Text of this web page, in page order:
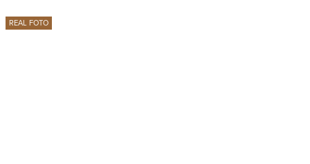
REAL FOTO